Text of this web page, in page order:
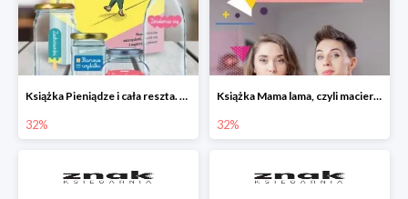
Książka Pieniądze i cała reszta. Naucz dziecko oszczędzać, dzielić się i mądrze wydawać
32%
Książka Mama lama, czyli macierzyństwo i inne przypadłości życiowe
32%